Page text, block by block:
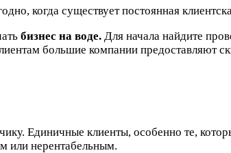
когда существует постоянная
бизнес на воде. Для начала найдите
большие компании предоставляют
Единичные клиенты, особенно те,
или нерентабельным.